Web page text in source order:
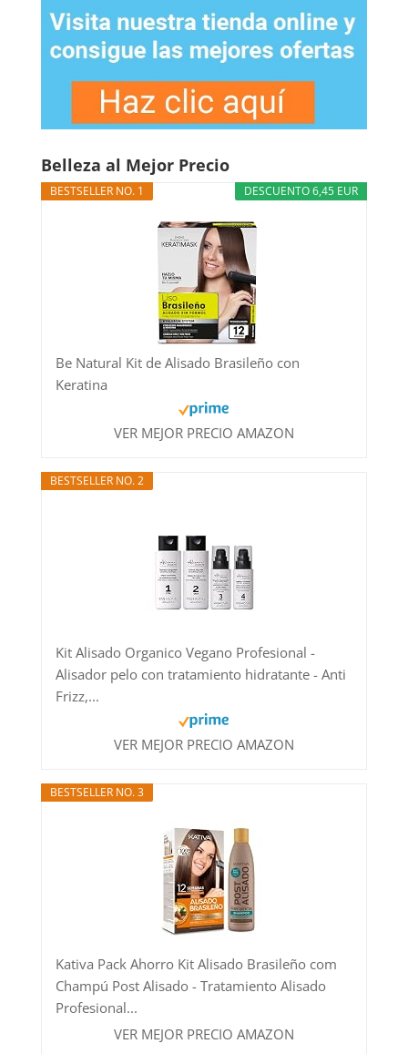
Belleza al Mejor Precio
DESCUENTO 6,45 EUR
BESTSELLER NO. 1
Be Natural Kit de Alisado Brasileño con
Keratina
VER MEJOR PRECIO AMAZON
BESTSELLER NO. 2
Kit Alisado Organico Vegano Profesional -
Alisador pelo con tratamiento hidratante - Anti
Frizz,...
VER MEJOR PRECIO AMAZON
BESTSELLER NO. 3
Kativa Pack Ahorro Kit Alisado Brasileño com
Champú Post Alisado - Tratamiento Alisado
Profesional...
VER MEJOR PRECIO AMAZON